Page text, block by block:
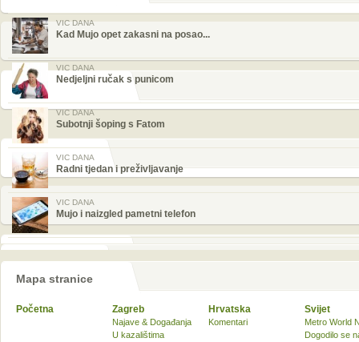
VIC DANA
Kad Mujo opet zakasni na posao...
VIC DANA
Nedjeljni ručak s punicom
VIC DANA
Subotnji šoping s Fatom
VIC DANA
Radni tjedan i preživljavanje
VIC DANA
Mujo i naizgled pametni telefon
Mapa stranice
Početna Zagreb
Najave & Događanja
U kazalištima
Hrvatska
Komentari
Svijet
Metro World
Dogodilo se